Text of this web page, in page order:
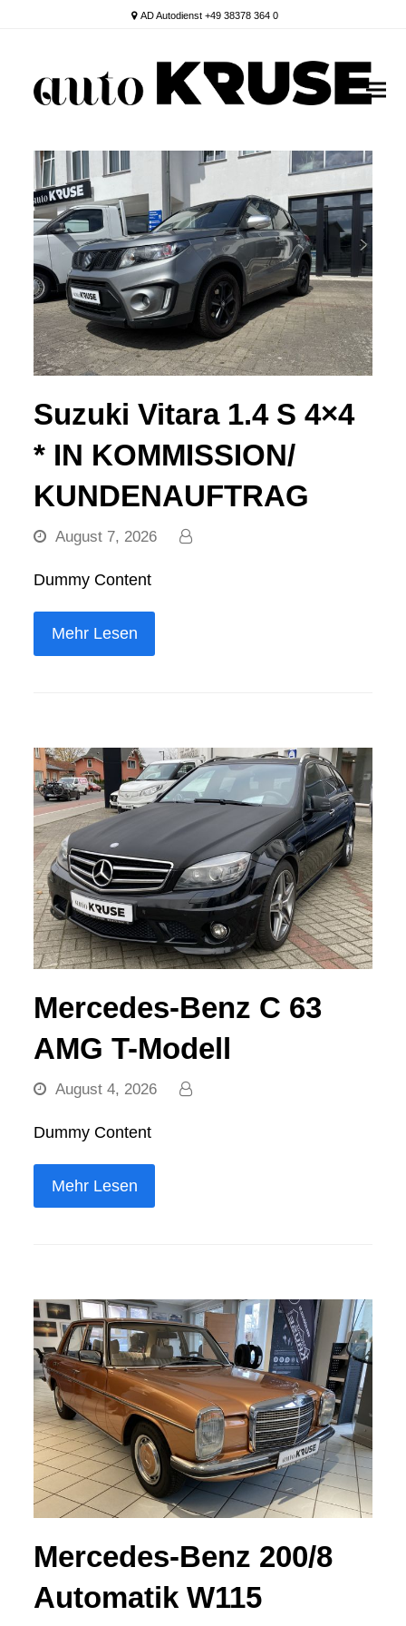
AD Autodienst +49 38378 364 0
Suzuki Vitara 1.4 S 4×4
* IN KOMMISSION/
KUNDENAUFTRAG
August 7, 2026
Dummy Content
Mehr Lesen
Mercedes-Benz C 63
AMG T-Modell
August 4, 2026
Dummy Content
Mehr Lesen
Mercedes-Benz 200/8
Automatik W115